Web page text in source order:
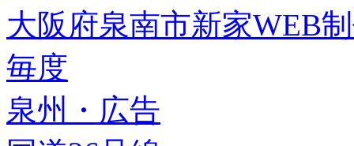
大阪府泉南市新家WEB
毎度
泉州・広告